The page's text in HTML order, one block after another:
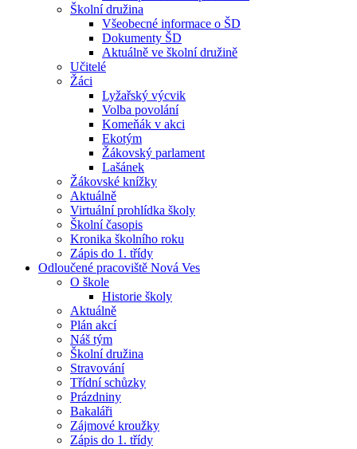
Školní družina
Všeobecné informace o ŠD
Dokumenty ŠD
Aktuálně ve školní družině
Učitelé
Žáci
Lyžařský výcvik
Volba povolání
Komeňák v akci
Ekotým
Žákovský parlament
Lašánek
Žákovské knížky
Aktuálně
Virtuální prohlídka školy
Školní časopis
Kronika školního roku
Zápis do 1. třídy
Odloučené pracoviště Nová Ves
O škole
Historie školy
Aktuálně
Plán akcí
Náš tým
Školní družina
Stravování
Třídní schůzky
Prázdniny
Bakaláři
Zájmové kroužky
Zápis do 1. třídy